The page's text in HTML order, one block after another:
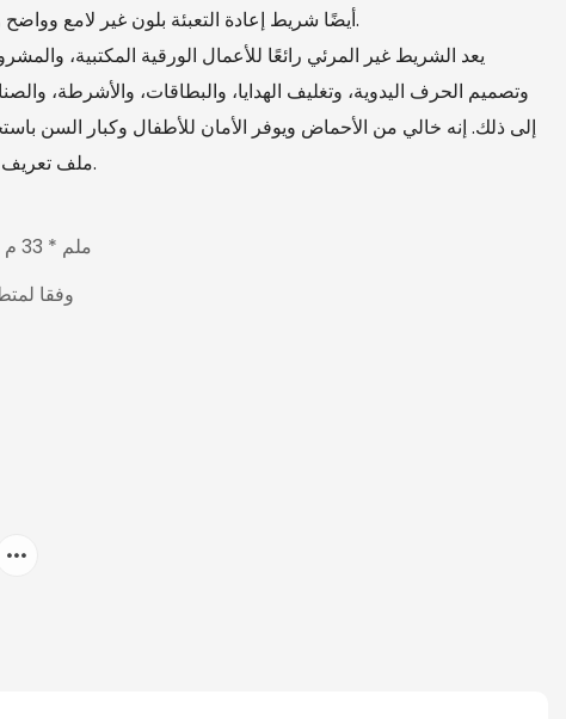
المستديرة والمربعة. تقدم GAEA أيضًا شريط إعادة التعبئة بلون غير لامع وواضح وكريستالي.
يعد الشريط غير المرئي رائعًا للأعمال الورقية المكتبية،
وتصميم الحرف اليدوية، وتغليف الهدايا، والبطاقات، والأشرطة،
إلى ذلك. إنه خالي من الأحماض ويوفر الأمان للأطفال وكبار السن
ملف تعريف رفيع يمكّنك من عدم الشعور بوجود أي شيء.
19 ملم * 33 م * 2 قطعة
وفقا